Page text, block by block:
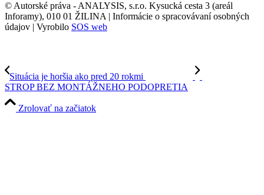
© Autorské práva - ANALYSIS, s.r.o. Kysucká cesta 3 (areál
Inforamy), 010 01 ŽILINA | Informácie o spracovávaní osobných
údajov | Vyrobilo SOS web
Situácia je horšia ako pred 20 rokmi
STROP BEZ MONTÁŽNEHO PODOPRETIA
Zrolovať na začiatok